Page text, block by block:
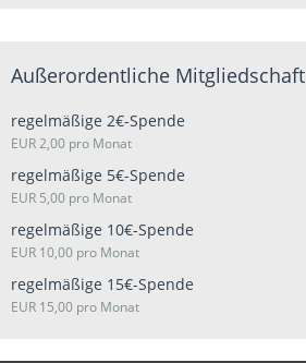
Außerordentliche Mitgliedschaft
regelmäßige 2€-Spende
EUR 2,00 pro Monat
regelmäßige 5€-Spende
EUR 5,00 pro Monat
regelmäßige 10€-Spende
EUR 10,00 pro Monat
regelmäßige 15€-Spende
EUR 15,00 pro Monat